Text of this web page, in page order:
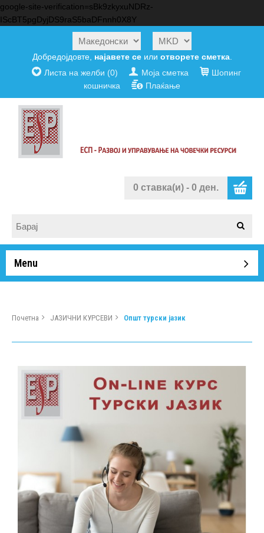
google-site-verification=sBk9zkyxuNDRz-
IScBT5pgDyjDS9raS5baDFnnh0X8Y
Добредојдовте, најавете сеили отворете сметка.
Листа на желби (0)
Моја сметка
Шопинг
кошничка
Плаќање
0 ставка(и) - 0 ден.
Menu
Почетна ЈАЗИЧНИ КУРСЕВИ Општ турски јазик